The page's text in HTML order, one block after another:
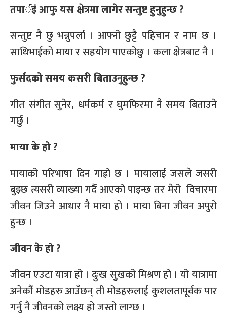
तपार्इं आफु यस क्षेत्रमा लागेर सन्तुष्ट हुनुहुन्छ ?
सन्तुष्ट नै छु भन्नुपर्ला । आफ्नो छुट्टै पहिचान र नाम छ ।
साथिभाईको माया र सहयोग पाएकोछु । कला क्षेत्रबाट नै ।
फुर्सदको समय कसरी बिताउनुहुन्छ ?
गीत संगीत सुनेर, धर्मकर्म र घुमफिरमा नै समय बिताउने
गर्छु ।
माया के हो ?
मायाको परिभाषा दिन गाह्रो छ । मायालाई जसले जसरी
बुझ्छ त्यसरी व्याख्या गर्दै आएको पाइन्छ तर मेरो विचारमा
जीवन जिउने आधार नै माया हो । माया बिना जीवन अपुरो
हुन्छ ।
जीवन के हो ?
जीवन एउटा यात्रा हो । दुःख सुखको मिश्रण हो । यो यात्रामा
अनेकौं मोडहरु आउँछन् ती मोडहरुलाई कुशलतापूर्वक पार
गर्नु नै जीवनको लक्ष्य हो जस्तो लाग्छ ।